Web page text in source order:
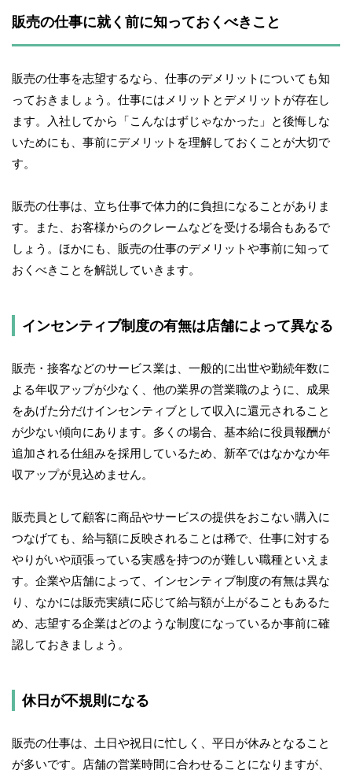
販売の仕事に就く前に知っておくべきこと
販売の仕事を志望するなら、仕事のデメリットについても知
っておきましょう。仕事にはメリットとデメリットが存在し
ます。入社してから「こんなはずじゃなかった」と後悔しな
いためにも、事前にデメリットを理解しておくことが大切で
す。
販売の仕事は、立ち仕事で体力的に負担になることがありま
す。また、お客様からのクレームなどを受ける場合もあるで
しょう。ほかにも、販売の仕事のデメリットや事前に知って
おくべきことを解説していきます。
インセンティブ制度の有無は店舗によって異なる
販売・接客などのサービス業は、一般的に出世や勤続年数に
よる年収アップが少なく、他の業界の営業職のように、成果
をあげた分だけインセンティブとして収入に還元されること
が少ない傾向にあります。多くの場合、基本給に役員報酬が
追加される仕組みを採用しているため、新卒ではなかなか年
収アップが見込めません。
販売員として顧客に商品やサービスの提供をおこない購入に
つなげても、給与額に反映されることは稀で、仕事に対する
やりがいや頑張っている実感を持つのが難しい職種といえま
す。企業や店舗によって、インセンティブ制度の有無は異な
り、なかには販売実績に応じて給与額が上がることもあるた
め、志望する企業はどのような制度になっているか事前に確
認しておきましょう。
休日が不規則になる
販売の仕事は、土日や祝日に忙しく、平日が休みとなること
が多いです。店舗の営業時間に合わせることになりますが、